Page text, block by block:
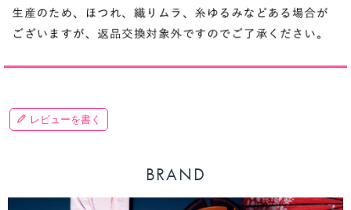
レビューを書く
BRAND